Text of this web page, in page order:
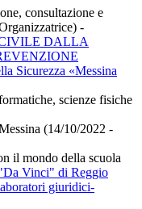
consultazione e
-
DALLA
Sicurezza «Messina
scienze fisiche
(14/10/2022 -
il mondo della scuola
Vinci" di Reggio
giuridici-